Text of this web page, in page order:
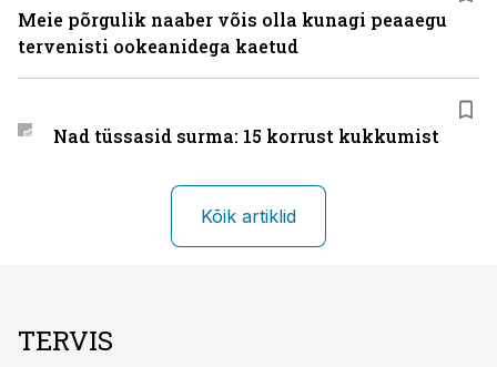
Meie põrgulik naaber võis olla kunagi peaaegu
tervenisti ookeanidega kaetud
Nad tüssasid surma: 15 korrust kukkumist
Kõik artiklid
TERVIS